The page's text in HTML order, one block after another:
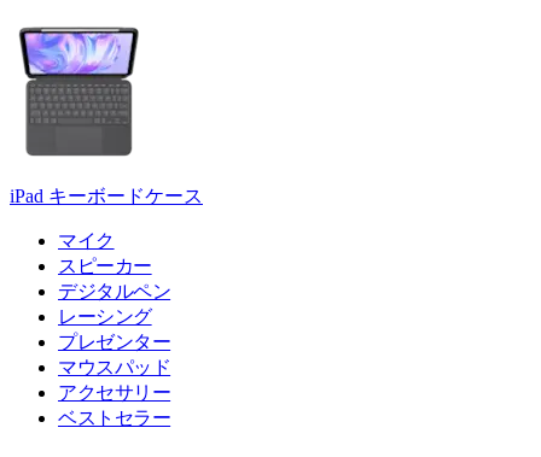
iPad キーボードケース
マイク
スピーカー
デジタルペン
レーシング
プレゼンター
マウスパッド
アクセサリー
ベストセラー